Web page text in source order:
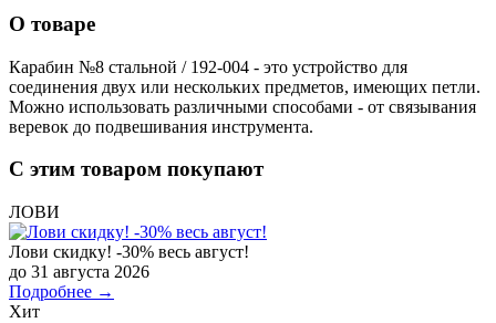
О товаре
Карабин №8 стальной / 192-004 - это устройство для
соединения двух или нескольких предметов, имеющих петли.
Можно использовать различными способами - от связывания
веревок до подвешивания инструмента.
С этим товаром покупают
ЛОВИ
Лови скидку! -30% весь август!
до 31 августа 2026
Подробнее →
Хит